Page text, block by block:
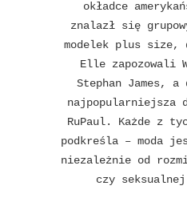
okładce
znalazł się
modelek plus size,
Elle zapozowali
Stephan James,
najpopularniejsza
RuPaul. Każde z
podkreśla – moda
niezależnie od
czy